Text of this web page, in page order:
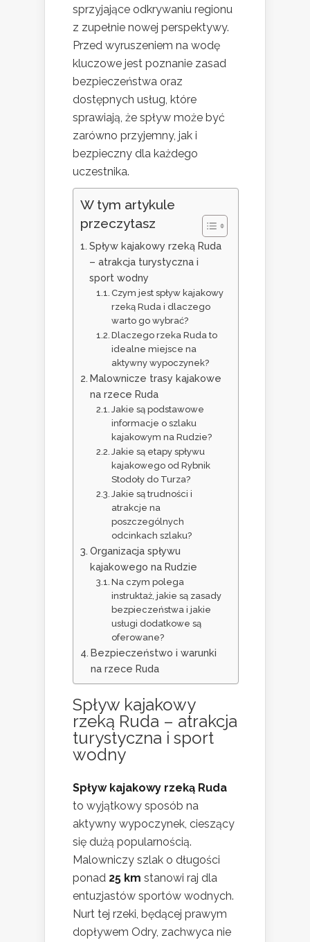
sprzyjające odkrywaniu regionu
z zupełnie nowej perspektywy.
Przed wyruszeniem na wodę
kluczowe jest poznanie zasad
bezpieczeństwa oraz
dostępnych usług, które
sprawiają, że spływ może być
zarówno przyjemny, jak i
bezpieczny dla każdego
uczestnika.
W tym artykule
przeczytasz
Spływ kajakowy rzeką Ruda
– atrakcja turystyczna i
sport wodny
Czym jest spływ kajakowy
rzeką Ruda i dlaczego
warto go wybrać?
Dlaczego rzeka Ruda to
idealne miejsce na
aktywny wypoczynek?
Malownicze trasy kajakowe
na rzece Ruda
Jakie są podstawowe
informacje o szlaku
kajakowym na Rudzie?
Jakie są etapy spływu
kajakowego od Rybnik
Stodoły do Turza?
Jakie są trudności i
atrakcje na
poszczególnych
odcinkach szlaku?
Organizacja spływu
kajakowego na Rudzie
Na czym polega
instruktaż, jakie są zasady
bezpieczeństwa i jakie
usługi dodatkowe są
oferowane?
Bezpieczeństwo i warunki
na rzece Ruda
Spływ kajakowy
rzeką Ruda – atrakcja
turystyczna i sport
wodny
Spływ kajakowy rzeką Ruda
to wyjątkowy sposób na
aktywny wypoczynek, cieszący
się dużą popularnością.
Malowniczy szlak o długości
ponad 25 km stanowi raj dla
entuzjastów sportów wodnych.
Nurt tej rzeki, będącej prawym
dopływem Odry, zachwyca nie